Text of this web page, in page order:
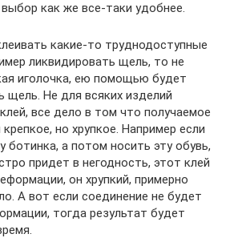
как же все-таки удобнее.
какие-то труднодоступные
ликвидировать щель, то не
иголочка, ею помощью будет
щель. Не для всяких изделий
все дело в том что получаемое
но хрупкое. Например если
ботинка, а потом носить эту обувь,
придет в негодность, этот клей
он хрупкий, примерно
А вот если соединение не будет
тогда результат будет